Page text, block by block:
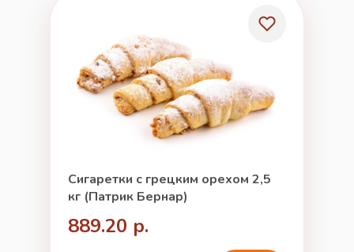
Сигаретки с грецким орехом 2,5
кг (Патрик Бернар)
889.20 р.